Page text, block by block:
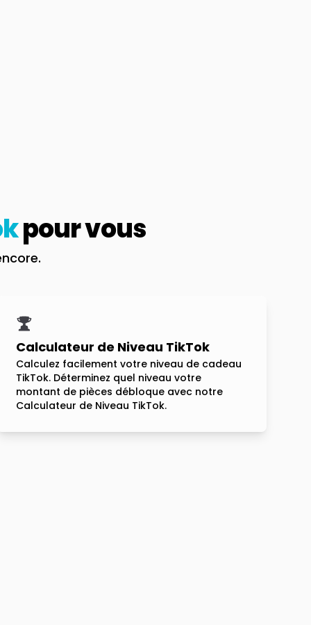
pour vous
Calculateur de Niveau TikTok
Calculez facilement votre niveau de cadeau
TikTok. Déterminez quel niveau votre
montant de pièces débloque avec notre
Calculateur de Niveau TikTok.